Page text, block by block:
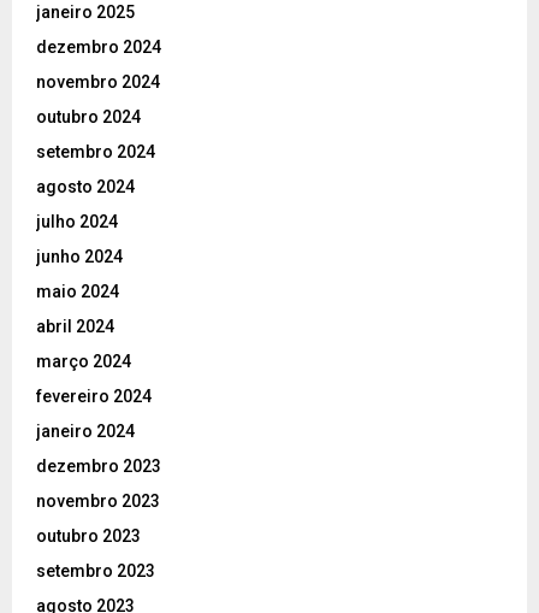
janeiro 2025
dezembro 2024
novembro 2024
outubro 2024
setembro 2024
agosto 2024
julho 2024
junho 2024
maio 2024
abril 2024
março 2024
fevereiro 2024
janeiro 2024
dezembro 2023
novembro 2023
outubro 2023
setembro 2023
agosto 2023